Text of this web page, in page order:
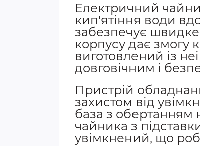
Електричний
кип'ятіння води
забезпечує швидке
корпусу дає змогу
виготовлений із
довговічним і
Пристрій
захистом від
база з обертанням
чайника з
увімкнений, що